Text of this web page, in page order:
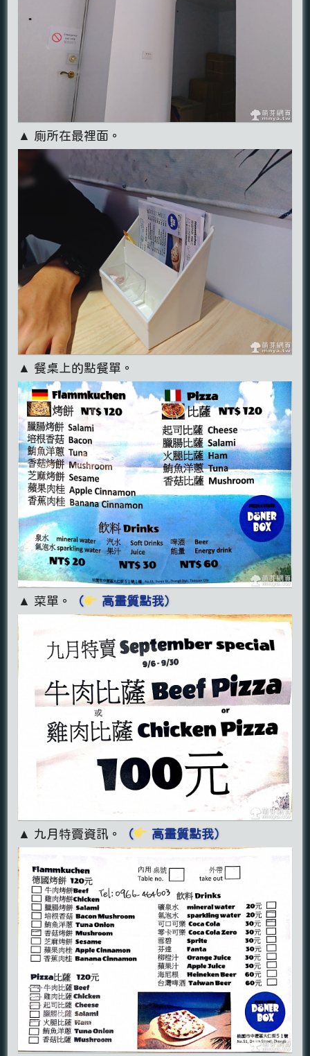
▲ 廁所在最裡面。
▲ 餐桌上的點餐單。
▲ 菜單。 （ 高畫質點我）
▲ 九月特賣資訊。 （ 高畫質點我）